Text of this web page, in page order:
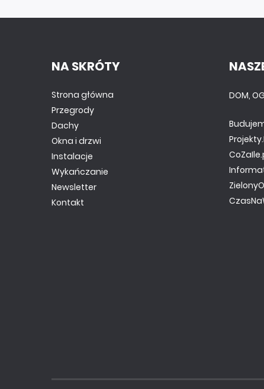
NA SKRÓTY
Strona główna
Przegrody
Dachy
Okna i drzwi
Instalacje
Wykańczanie
Newsletter
Kontakt
DOM,